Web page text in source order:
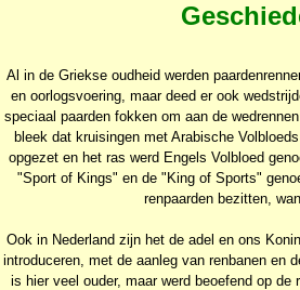
Al in de Griekse oudheid werden
en oorlogsvoering, maar deed er ook
speciaal paarden fokken om aan de
bleek dat kruisingen met Arabische
opgezet en het ras werd Engels Volbloed
"Sport of Kings" en de "King of Sports"
renpaarden bezitten,
Ook in Nederland zijn het de adel en ons
introduceren, met de aanleg van renbanen en
is hier veel ouder, maar werd beoefend op